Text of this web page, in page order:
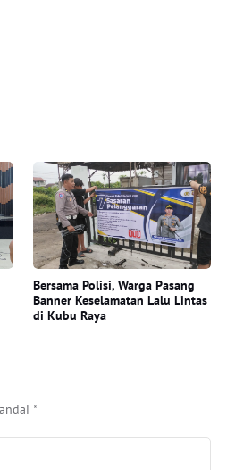
Bersama Polisi, Warga Pasang
Banner Keselamatan Lalu Lintas
di Kubu Raya
*